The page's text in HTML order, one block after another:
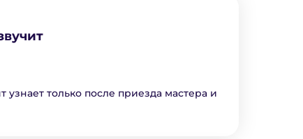
узнает только после приезда мастера и